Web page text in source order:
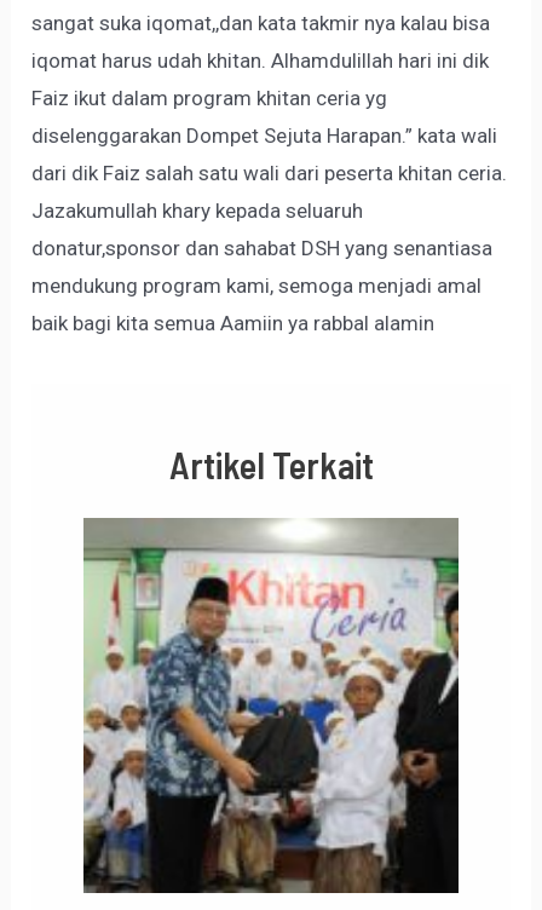
sangat suka iqomat,,dan kata takmir nya kalau bisa
iqomat harus udah khitan. Alhamdulillah hari ini dik
Faiz ikut dalam program khitan ceria yg
diselenggarakan Dompet Sejuta Harapan.” kata wali
dari dik Faiz salah satu wali dari peserta khitan ceria.
Jazakumullah khary kepada seluaruh
donatur,sponsor dan sahabat DSH yang senantiasa
mendukung program kami, semoga menjadi amal
baik bagi kita semua Aamiin ya rabbal alamin
Artikel Terkait